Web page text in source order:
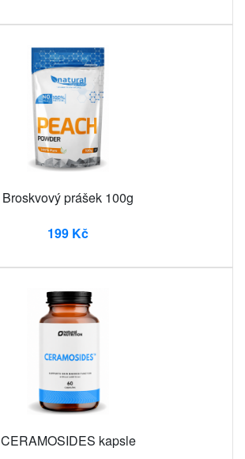
Broskvový prášek 100g
199 Kč
CERAMOSIDES kapsle